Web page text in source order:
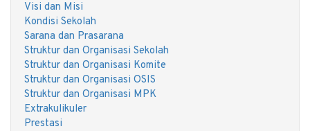
Visi dan Misi
Kondisi Sekolah
Sarana dan Prasarana
Struktur dan Organisasi Sekolah
Struktur dan Organisasi Komite
Struktur dan Organisasi OSIS
Struktur dan Organisasi MPK
Extrakulikuler
Prestasi